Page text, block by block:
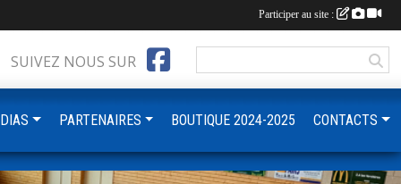
SUIVEZ NOUS SUR
PARTENAIRES BOUTIQUE 2024-2025 CONTACTS
Participer au site :